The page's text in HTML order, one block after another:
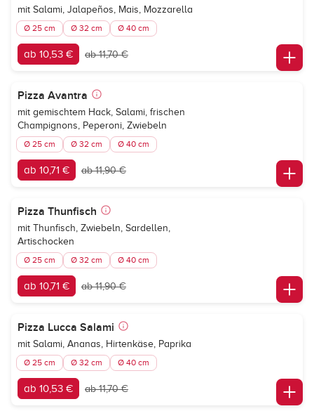
mit Salami, Jalapeños, Mais, Mozzarella
Ø 25 cm Ø 32 cm Ø 40 cm
ab 10,53 € ab 11,70 €
Pizza Avantra
mit gemischtem Hack, Salami, frischen
Champignons, Peperoni, Zwiebeln
Ø 25 cm Ø 32 cm Ø 40 cm
ab 10,71 € ab 11,90 €
Pizza Thunfisch
mit Thunfisch, Zwiebeln, Sardellen,
Artischocken
Ø 25 cm Ø 32 cm Ø 40 cm
ab 10,71 € ab 11,90 €
Pizza Lucca Salami
mit Salami, Ananas, Hirtenkäse, Paprika
Ø 25 cm Ø 32 cm Ø 40 cm
ab 10,53 € ab 11,70 €